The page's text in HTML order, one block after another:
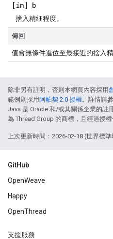
[in] b
捨入精細程度。
傳回
值會無條件進位至最接近的捨入精
除非另有註明，否則本網頁內容採用
範例則採用 阿帕契 2.0 授權。詳情請
Java 是 Oracle 和/或其關係企業的註
為 Thread Group 的商標，且經過授權
上次更新時間：2026-02-18 (世界標準
GitHub
OpenWeave
Happy
OpenThread
支援服務